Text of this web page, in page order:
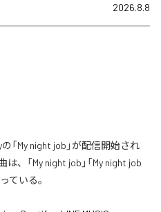
2026.8.8
「My night job」が配信開始され
、「My night job」「My night job
ている。